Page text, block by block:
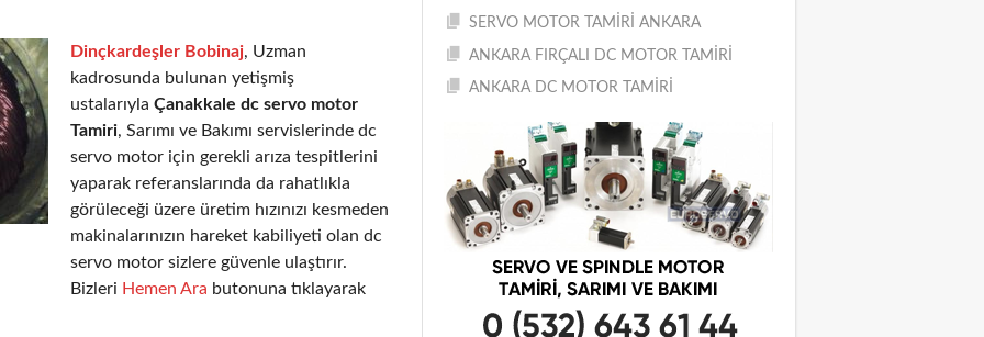
Dinçkardeşler Bobinaj, Uzman
kadrosunda bulunan yetişmiş
ustalarıyla Çanakkale dc servo motor
Tamiri, Sarımı ve Bakımı servislerinde dc
servo motor için gerekli arıza tespitlerini
yaparak referanslarında da rahatlıkla
görüleceği üzere üretim hızınızı kesmeden
makinalarınızın hareket kabiliyeti olan dc
servo motor sizlere güvenle ulaştırır.
Bizleri Hemen Ara butonuna tıklayarak
SERVO MOTOR TAMİRİ ANKARA
ANKARA FIRÇALI DC MOTOR TAMİRİ
ANKARA DC MOTOR TAMİRİ